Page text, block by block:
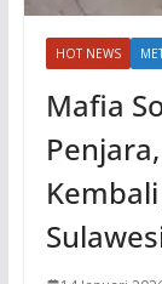
HOT NEWS
Mafia